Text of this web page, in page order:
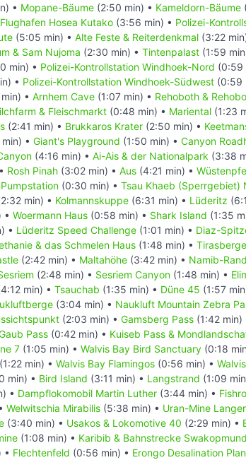
• Mopane-Bäume (2:50 min) • Kameldorn-Bäume
Flughafen Hosea Kutako (3:56 min) • Polizei-
(5:05 min) • Alte Feste & Reiterdenkmal (3:22
& Sam Nujoma (2:30 min) • Tintenpalast (1:59
min) • Polizei-Kontrollstation Windhoek-Nord (0:59
• Polizei-Kontrollstation Windhoek-Südwest (0:59
• Arnhem Cave (1:07 min) • Rehoboth &
& Fleischmarkt (0:48 min) • Mariental (1:23
(2:41 min) • Brukkaros Krater (2:50 min) •
• Giant's Playground (1:50 min) • Canyon
(4:16 min) • Ai-Ais & der Nationalpark (3:38
Rosh Pinah (3:02 min) • Aus (4:21 min) •
(0:30 min) • Tsau Khaeb (Sperrgebiet)
min) • Kolmannskuppe (6:31 min) • Lüderitz
• Woermann Haus (0:58 min) • Shark Island (1:35
• Lüderitz Speed Challenge (1:01 min) • Diaz-
& das Schmelen Haus (1:48 min) • Tirasberge
(2:42 min) • Maltahöhe (3:42 min) • Namib-
(2:48 min) • Sesriem Canyon (1:48 min) •
min) • Tsauchab (1:35 min) • Düne 45 (1:57
(3:04 min) • Naukluft Mountain Zebra
(2:03 min) • Gamsberg Pass (1:42 min)
Pass (0:42 min) • Kuiseb Pass &
7 (1:05 min) • Walvis Bay Bird Sanctuary (0:18
(1:22 min) • Walvis Bay Flamingos (0:56 min) •
min) • Bird Island (3:11 min) • Langstrand (1:09
• Dampflokomobil Martin Luther (3:44 min) •
Welwitschia Mirabilis (5:38 min) • Uran-Mine
(3:40 min) • Usakos & Lokomotive 40 (2:29 min) •
(1:08 min) • Karibib & Bahnstrecke
• Flechtenfeld (0:56 min) • Erongo Desalination